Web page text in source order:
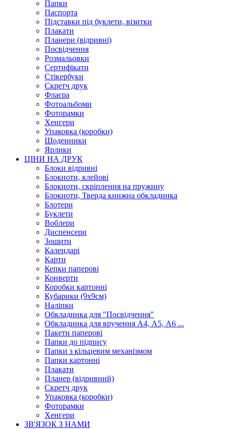
Папки
Паспорта
Підставки під буклети, візитки
Плакати
Планери (відривні)
Посвідчення
Розмальовки
Сертифікати
Стікербуки
Скретч друк
Флаєра
Фотоальбоми
Фоторамки
Хенгери
Упаковка (коробки)
Щоденники
Ярлики
ЦІНИ НА ДРУК
Блоки відривні
Блокноти, клейові
Блокноти, скріплення на пружину
Блокноти, Тверда книжна обкладинка
Блотери
Буклети
Воблери
Диспенсери
Зошити
Календарі
Карти
Кепки паперові
Конверти
Коробки картонні
Кубарики (9х9см)
Наліпки
Обкладинка для "Посвідчення"
Обкладинка для вручення А4, А5, А6 ...
Пакети паперові
Папки до підпису
Папки з кільцевим механізмом
Папки картонні
Плакати
Планер (відривний)
Скретч друк
Упаковка (коробки)
Фоторамки
Хенгери
ЗВ'ЯЗОК З НАМИ